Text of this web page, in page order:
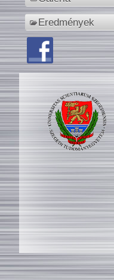
Eredmények